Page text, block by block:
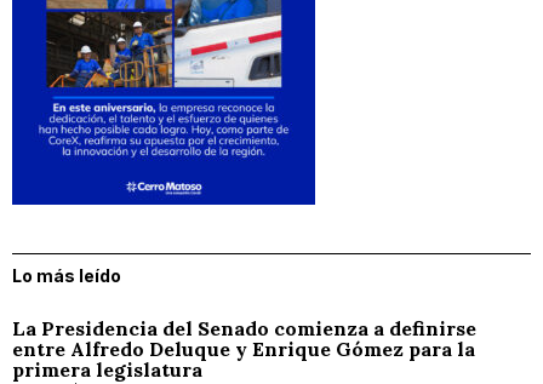
Lo más leído
La Presidencia del Senado comienza a definirse
entre Alfredo Deluque y Enrique Gómez para la
primera legislatura